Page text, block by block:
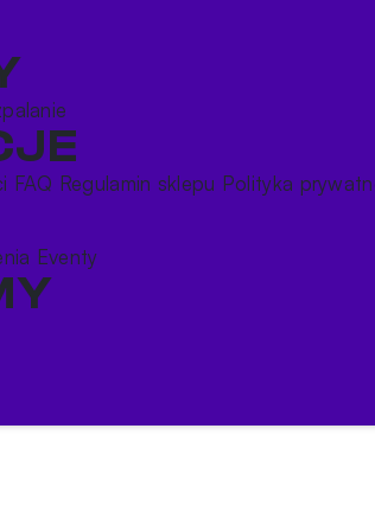
FAQ Regulamin sklepu Polityka
Eventy